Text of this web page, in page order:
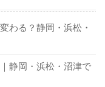
わる？静岡・浜松・
静岡・浜松・沼津で